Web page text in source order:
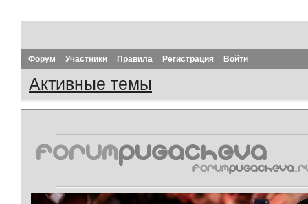
Форум Участники Правила Регистрация Войти
Активные темы